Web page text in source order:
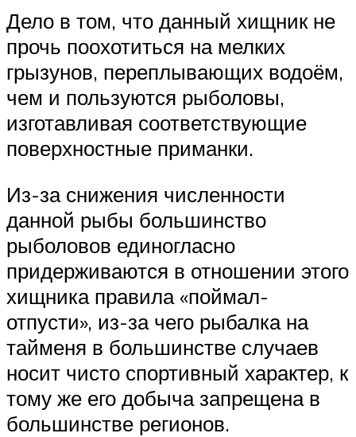
Дело в том, что данный хищник не
прочь поохотиться на мелких
грызунов, переплывающих водоём,
чем и пользуются рыболовы,
изготавливая соответствующие
поверхностные приманки.
Из-за снижения численности
данной рыбы большинство
рыболовов единогласно
придерживаются в отношении этого
хищника правила «поймал-
отпусти», из-за чего рыбалка на
тайменя в большинстве случаев
носит чисто спортивный характер, к
тому же его добыча запрещена в
большинстве регионов.